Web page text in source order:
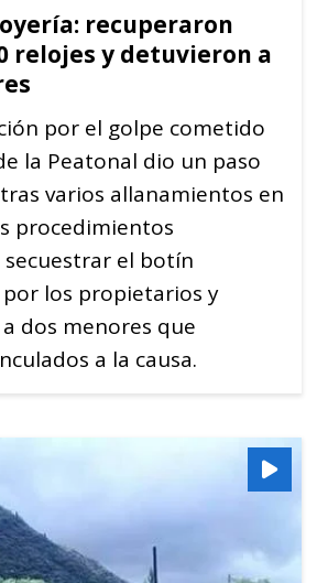
recuperaron
relojes y detuvieron a
por el golpe cometido
la Peatonal dio un paso
varios allanamientos en
procedimientos
el botín
los propietarios y
dos menores que
a la causa.